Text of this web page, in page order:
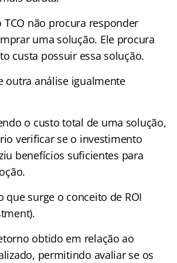
TCO não procura responder
uma solução. Ele procura
custa possuir essa solução.
outra análise igualmente
o custo total de uma solução,
verificar se o investimento
benefícios suficientes para
que surge o conceito de ROI
obtido em relação ao
permitindo avaliar se os